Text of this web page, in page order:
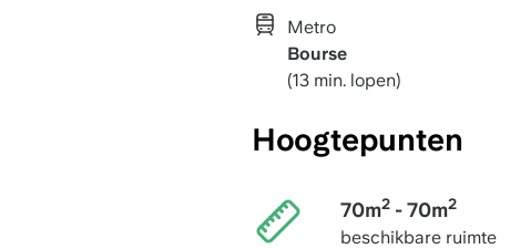
Metro
Bourse
(13 min. lopen)
Hoogtepunten
70m2- 70m2
beschikbare ruimte